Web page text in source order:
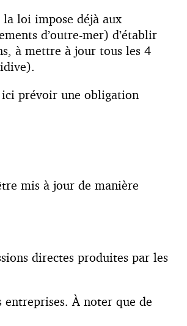
loi impose déjà aux
d’outre-mer) d’établir
à mettre à jour tous les 4
ici prévoir une obligation
mis à jour de manière
directes produites par les
À noter que de